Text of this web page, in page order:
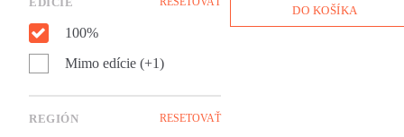
100%
Mimo edície (+1)
REGIÓN RESETOVAŤ
pokusy o získanie uznania
DO KOŠÍKA